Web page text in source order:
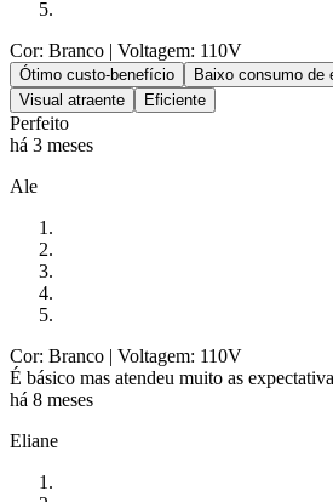
Cor: Branco | Voltagem: 110V
Ótimo custo-benefício Baixo consumo de
Visual atraente
Eficiente
Perfeito
há 3 meses
Ale
Cor: Branco | Voltagem: 110V
É básico mas atendeu muito as
há 8 meses
Eliane